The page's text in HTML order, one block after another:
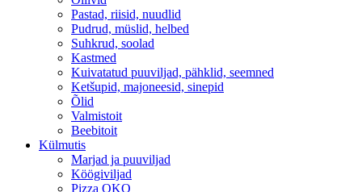
Pastad, riisid, nuudlid
Pudrud, müslid, helbed
Suhkrud, soolad
Kastmed
Kuivatatud puuviljad, pähklid, seemned
Ketšupid, majoneesid, sinepid
Õlid
Valmistoit
Beebitoit
Külmutis
Marjad ja puuviljad
Köögiviljad
Pizza OKO